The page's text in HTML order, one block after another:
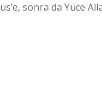
sonra da Yüce